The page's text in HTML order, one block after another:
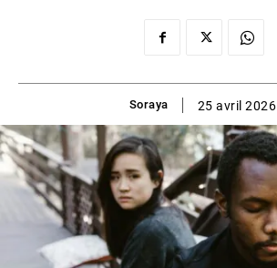
Soraya 25 avril 2026